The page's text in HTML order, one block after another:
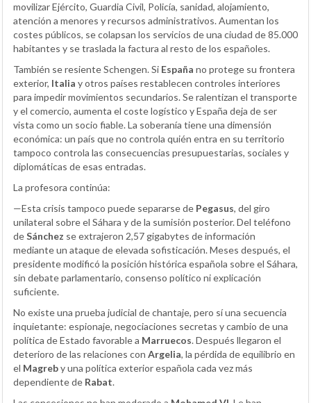
movilizar Ejército, Guardia Civil, Policía, sanidad, alojamiento,
atención a menores y recursos administrativos. Aumentan los
costes públicos, se colapsan los servicios de una ciudad de 85.000
habitantes y se traslada la factura al resto de los españoles.
También se resiente Schengen. Si España no protege su frontera
exterior, Italia y otros países restablecen controles interiores
para impedir movimientos secundarios. Se ralentizan el transporte
y el comercio, aumenta el coste logístico y España deja de ser
vista como un socio fiable. La soberanía tiene una dimensión
económica: un país que no controla quién entra en su territorio
tampoco controla las consecuencias presupuestarias, sociales y
diplomáticas de esas entradas.
La profesora continúa:
—Esta crisis tampoco puede separarse de Pegasus, del giro
unilateral sobre el Sáhara y de la sumisión posterior. Del teléfono
deSánchez se extrajeron 2,57 gigabytes de información
mediante un ataque de elevada sofisticación. Meses después, el
presidente modificó la posición histórica española sobre el Sáhara,
sin debate parlamentario, consenso político ni explicación
suficiente.
No existe una prueba judicial de chantaje, pero sí una secuencia
inquietante: espionaje, negociaciones secretas y cambio de una
política de Estado favorable a Marruecos. Después llegaron el
deterioro de las relaciones con Argelia, la pérdida de equilibrio en
el Magreby una política exterior española cada vez más
dependiente de Rabat.